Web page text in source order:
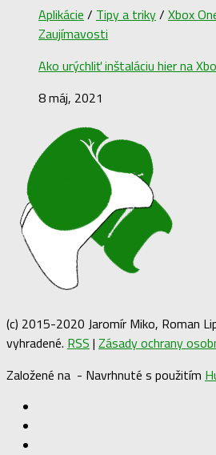
Aplikácie / Tipy a triky/ Xbox
Zaujímavosti
Ako urýchliť inštaláciu hier na
8 máj, 2021
(c) 2015-2020 Jaromír Miko, Roman
vyhradené. RSS | Zásady ochrany
Založené na - Navrhnuté s použitím